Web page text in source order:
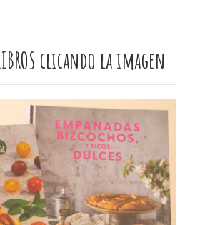
clicando la imagen